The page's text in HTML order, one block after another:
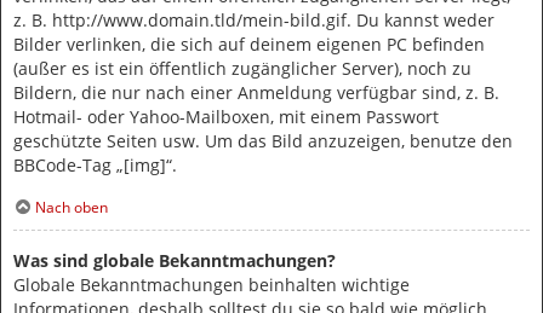
z. B. http://www.domain.tld/mein-bild.gif. Du kannst weder
Bilder verlinken, die sich auf deinem eigenen PC befinden
(außer es ist ein öffentlich zugänglicher Server), noch zu
Bildern, die nur nach einer Anmeldung verfügbar sind, z. B.
Hotmail- oder Yahoo-Mailboxen, mit einem Passwort
geschützte Seiten usw. Um das Bild anzuzeigen, benutze den
BBCode-Tag „[img]“.
Nach oben
Was sind globale Bekanntmachungen?
Globale Bekanntmachungen beinhalten wichtige